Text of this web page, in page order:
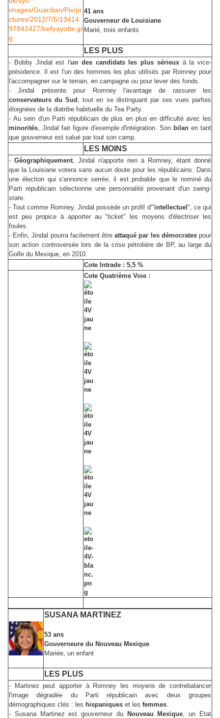
41 ans
Gouverneur de Louisiane
Marié, trois enfants
LES PLUS
- Bobby Jindal est l'un des candidats les plus sérieuxà la vice-
présidence. Il est l'un des hommes les plus utilisés par Romney pour
l'accompagner sur le terrain, en campagne ou pour lever des fonds.
- Jindal présente pour Romney l'avantage de rassurer les
conservateurs du Sud , tout en se distinguant par ses vues parfois
éloignées de la diatribe habituelle du Tea Party.
- Au sein d'un Parti républicain de plus en plus en difficulté avec les
minorités, Jindal fait figure d'exemple d'intégration. Son bilan en tant
que gouverneur est salué par tout son camp.
LES MOINS
- Géographiquement, Jindal n'apporte rien à Romney, étant donné
que la Louisiane votera sans aucun doute pour les républicains. Dans
une élection qui s'annonce serrée, il est probable que le nominé du
Parti républicain sélectionne une personnalité provenant d'un swing-
state.
- Tout comme Romney, Jindal possède un profil d'"intellectuel ", ce qui
est peu propice à apporter au "ticket" les moyens d'électriser les
foules.
- Enfin, Jindal pourra facilement êtreattaqué par les démocratespour
son action controversée lors de la crise pétrolière de BP, au large du
Golfe du Mexique, en 2010.
Cote Intrade : 5,5 %
Cote Quatrième Voie :
SUSANA MARTINEZ
53 ans
Gouverneure du Nouveau Mexique
Mariée, un enfant
LES PLUS
- Martinez peut apporter à Romney les moyens de contrebalancer
l'image dégradée du Parti républicain avec deux groupes
démographiques clés : les hispaniques et les femmes.
- Susana Martinez est gouverneur du
Nouveau Mexique, un Etat